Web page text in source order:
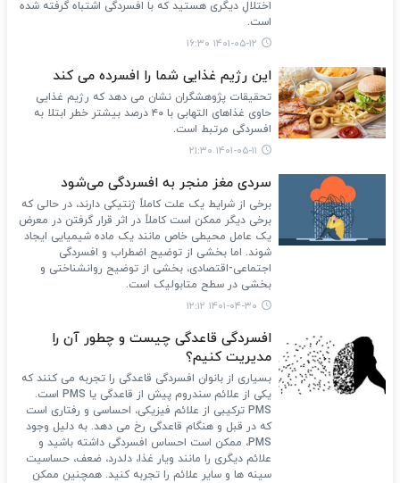
اختلالِ دیگری هستید که با افسردگی اشتباه گرفته شده
است.
۱۴۰۱-۰۵-۱۲ ۱۶:۳۰
این رژیم غذایی شما را افسرده می کند
تحقیقات پژوهشگران نشان می دهد که رژیم غذایی
حاوی غذاهای التهابی با ۴۰ درصد بیشتر خطر ابتلا به
افسردگی مرتبط است.
۱۴۰۱-۰۵-۱۱ ۲۱:۳۰
سردی مغز منجر به افسردگی می‌شود
برخی از شرایط یک علت کاملاً ژنتیکی دارند، در حالی که
برخی دیگر ممکن است کاملاً در اثر قرار گرفتن در معرض
یک عامل محیطی خاص مانند یک ماده شیمیایی ایجاد
شوند. اما بخشی از توضیح اضطراب و افسردگی
اجتماعی-اقتصادی، بخشی از توضیح روانشناختی و
بخشی در سطح متابولیک است.
۱۴۰۱-۰۴-۳۰ ۱۲:۱۲
افسردگی قاعدگی چیست و چطور آن را
مدیریت کنیم؟
بسیاری از بانوان افسردگی قاعدگی را تجربه می کنند که
یکی از علائم سندروم پیش از قاعدگی یا PMS است.
PMS ترکیبی از علائم فیزیکی، احساسی و رفتاری است
که در قبل و هنگام قاعدگی رخ می دهد. به دلیل وجود
PMS، ممکن است احساس افسردگی داشته باشید و
علائم دیگری را مانند ویار غذا، دلدرد، ضعف، حساسیت
سینه ها و سایر علائم را تجربه کنید. همچنین ممکن